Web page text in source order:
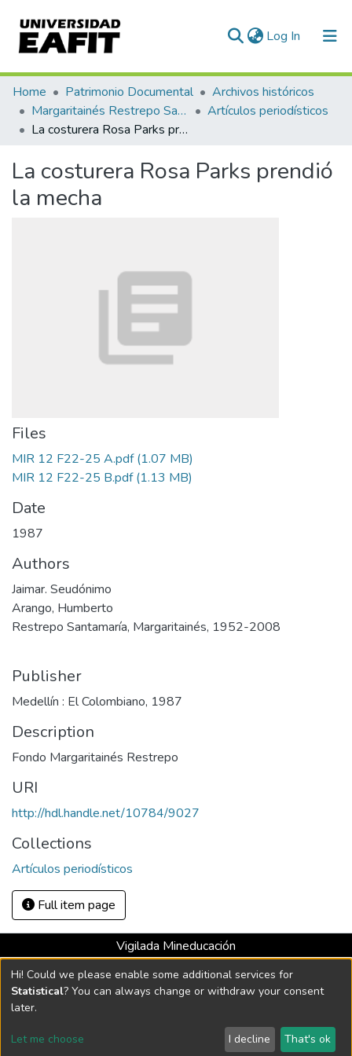
Log In (current)
Communities & Collections
All of DSpace
Home Patrimonio Documental
Archivos históricos
Margaritainés Restrepo Santamaría
Artículos periodísticos
La costurera Rosa Parks prendió la mecha
La costurera Rosa Parks prendió
la mecha
Files
MIR 12 F22-25 A.pdf(1.07 MB)
MIR 12 F22-25 B.pdf(1.13 MB)
Date
1987
Authors
Jaimar. Seudónimo
Arango, Humberto
Restrepo Santamaría, Margaritainés, 1952-2008
Publisher
Medellín : El Colombiano, 1987
Description
Fondo Margaritainés Restrepo
URI
http://hdl.handle.net/10784/9027
Collections
Artículos periodísticos
Full item page
Vigilada Mineducación
Universidad con Acreditación Institucional hasta 2026 -
Resolución MEN 2158 de 2018
DSpace software copyright © 2002-2026 LYRASIS
Send Feedback
Hi! Could we please enable some additional services for
Statistical? You can always change or withdraw your consent
later.
Let me choose I decline That's ok